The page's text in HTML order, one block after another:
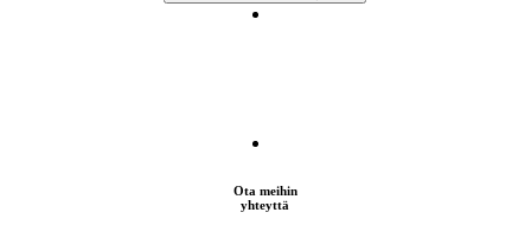
Ota meihin
yhteyttä